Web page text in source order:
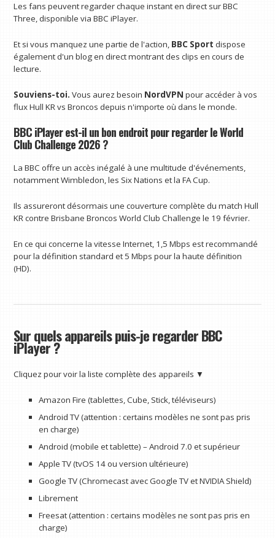
Les fans peuvent regarder chaque instant en direct sur BBC
Three, disponible via BBC iPlayer.
Et si vous manquez une partie de l'action, BBC Sport dispose
également d'un blog en direct montrant des clips en cours de
lecture.
Souviens-toi.Vous aurez besoin NordVPN pour accéder à vos
flux Hull KR vs Broncos depuis n'importe où dans le monde.
BBC iPlayer est-il un bon endroit pour regarder le World
Club Challenge 2026 ?
La BBC offre un accès inégalé à une multitude d'événements,
notamment Wimbledon, les Six Nations et la FA Cup.
Ils assureront désormais une couverture complète du match Hull
KR contre Brisbane Broncos World Club Challenge le 19 février.
En ce qui concerne la vitesse Internet, 1,5 Mbps est recommandé
pour la définition standard et 5 Mbps pour la haute définition
(HD).
Sur quels appareils puis-je regarder BBC
iPlayer ?
Cliquez pour voir la liste complète des appareils ▼
Amazon Fire (tablettes, Cube, Stick, téléviseurs)
Android TV (attention : certains modèles ne sont pas pris
en charge)
Android (mobile et tablette) – Android 7.0 et supérieur
Apple TV (tvOS 14 ou version ultérieure)
Google TV (Chromecast avec Google TV et NVIDIA Shield)
Librement
Freesat (attention : certains modèles ne sont pas pris en
charge)